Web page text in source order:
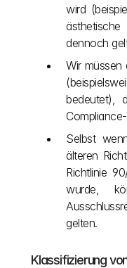
wird
dennoch
Wir müssen
bedeutet),
Selbst
älteren
Richtlinie
wurde,
gelten.
Klassifizierung